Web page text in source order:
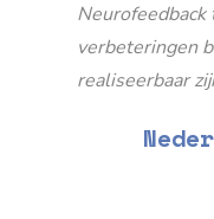
Neurofeedback
verbeteringen
realiseerbaar